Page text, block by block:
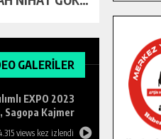
GALERİLER
EXPO 2023
Sagopa Kajmer
views kez izlendi